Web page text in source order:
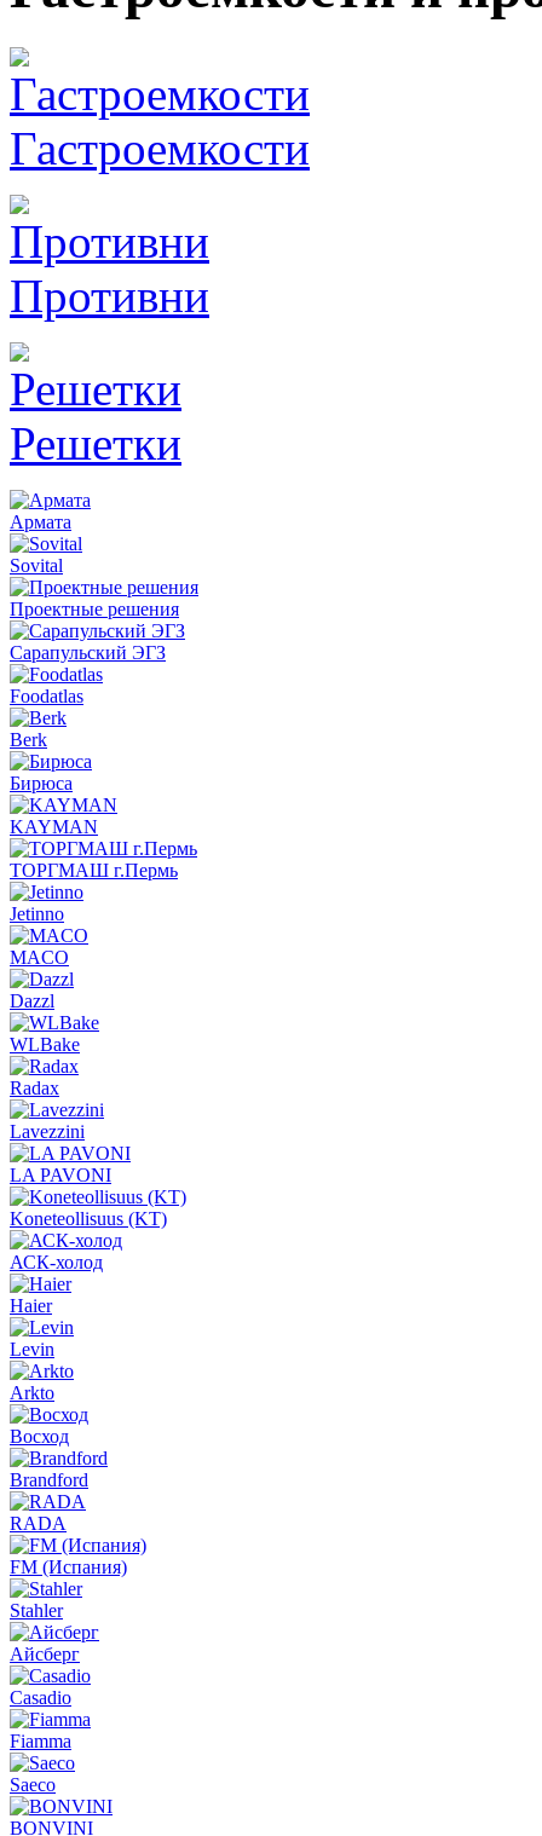
Гастроемкости
Противни
Решетки
Армата
Sovital
Проектные решения
Сарапульский ЭГЗ
Foodatlas
Berk
Бирюса
KAYMAN
ТОРГМАШ г.Пермь
Jetinno
MACO
Dazzl
WLBake
Radax
Lavezzini
LA PAVONI
Koneteollisuus (KT)
АСК-холод
Haier
Levin
Arkto
Восход
Brandford
RADA
FM (Испания)
Stahler
Айсберг
Casadio
Fiamma
Saeco
BONVINI